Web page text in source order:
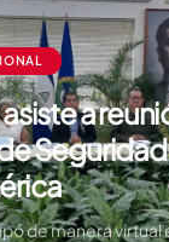
a
de manera virtual